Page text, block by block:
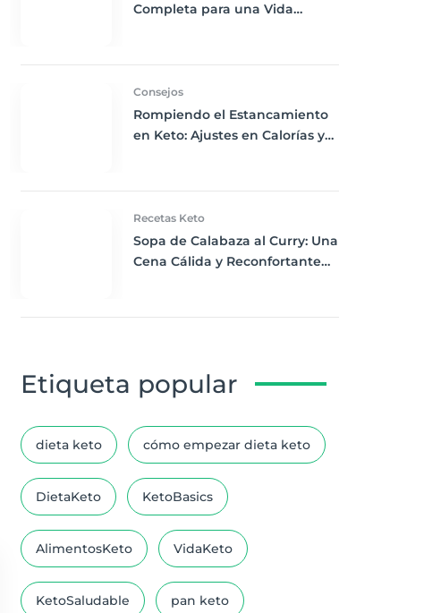
Completa para una Vida
Consejos
Rompiendo el Estancamiento
en Keto: Ajustes en Calorías y
Recetas Keto
Sopa de Calabaza al Curry: Una
Cena Cálida y Reconfortante
Etiqueta popular
dieta keto cómo empezar dieta keto
DietaKeto KetoBasics
AlimentosKeto VidaKeto
KetoSaludable pan keto